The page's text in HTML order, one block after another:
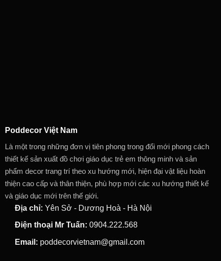
Poddecor Việt Nam
Là một trong những đơn vị tiên phong trong đổi mới phong cách
thiết kế sản xuất đồ chơi giáo dục trẻ em thông minh và sản
phẩm decor trang trí theo xu hướng mới, hiện đại vật liệu hoàn
thiện cao cấp và thân thiện, phù hợp mới các xu hướng thiết kế
và giáo dục mới trên thế giới.
Địa chỉ: Yên Sở - Dương Hoà - Hà Nội
Điện thoại Mr Tuấn: 0904.222.568
Email: poddecorvietnam@gmail.com